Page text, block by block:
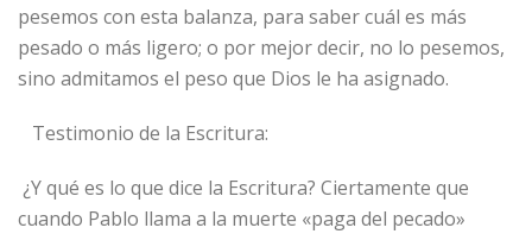
pesemos con esta balanza, para saber cuál es más
pesado o más ligero; o por mejor decir, no lo pesemos,
sino admitamos el peso que Dios le ha asignado.
Testimonio de la Escritura:
¿Y qué es lo que dice la Escritura? Ciertamente que
cuando Pablo llama a la muerte «paga del pecado»